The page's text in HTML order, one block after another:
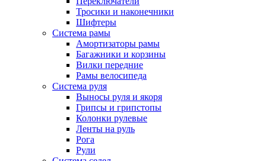
Тросики и наконечники
Шифтеры
Система рамы
Амортизаторы рамы
Багажники и корзины
Вилки передние
Рамы велосипеда
Система руля
Выносы руля и якоря
Грипсы и грипстопы
Колонки рулевые
Ленты на руль
Рога
Рули